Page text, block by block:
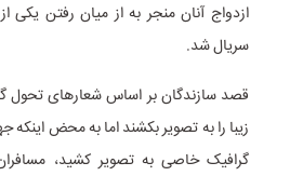
ازدواج آنان منجر به از میان رفتن یکی
سریال شد.
قصد سازندگان بر اساس شعارهای تحول
زیبا را به تصویر بکشند اما به محض اینکه
گرافیک خاصی به تصویر کشید، مسافران